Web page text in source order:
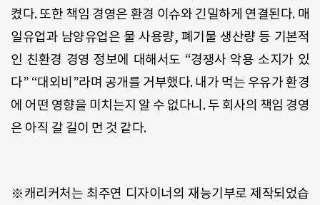
켰다. 또한 책임 경영은 환경 이슈와 긴밀하게 연결된다. 매
일유업과 남양유업은 물 사용량, 폐기물 생산량 등 기본적
인 친환경 경영 정보에 대해서도 “경쟁사 악용 소지가 있
다” “대외비”라며 공개를 거부했다. 내가 먹는 우유가 환경
에 어떤 영향을 미치는지 알 수 없다니. 두 회사의 책임 경영
은 아직 갈 길이 먼 것 같다.
※캐리커처는 최주연 디자이너의 재능기부로 제작되었습